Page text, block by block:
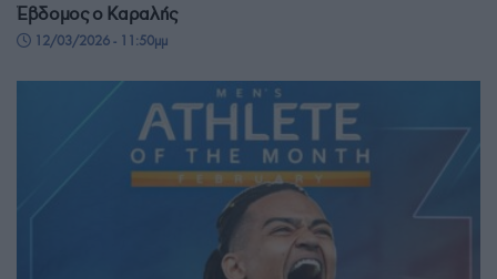
Έβδομος ο Καραλής
12/03/2026 - 11:50μμ